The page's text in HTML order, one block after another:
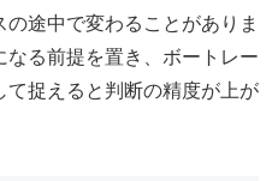
途中で変わることがありま
る前提を置き、ボートレー
て捉えると判断の精度が上が